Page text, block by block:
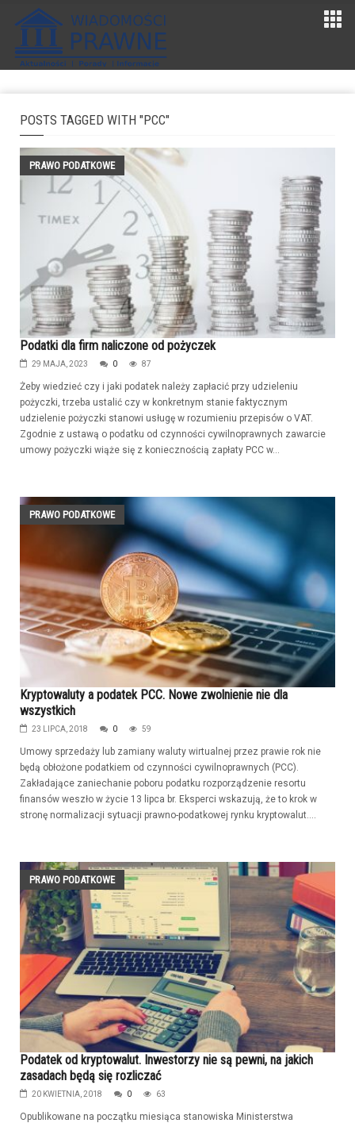
POSTS TAGGED WITH "PCC"
PRAWO PODATKOWE
Podatki dla firm naliczone od pożyczek
29 MAJA, 2023 0 87
Żeby wiedzieć czy i jaki podatek należy zapłacić przy udzieleniu
pożyczki, trzeba ustalić czy w konkretnym stanie faktycznym
udzielenie pożyczki stanowi usługę w rozumieniu przepisów o VAT.
Zgodnie z ustawą o podatku od czynności cywilnoprawnych zawarcie
umowy pożyczki wiąże się z koniecznością zapłaty PCC w...
PRAWO PODATKOWE
Kryptowaluty a podatek PCC. Nowe zwolnienie nie dla
wszystkich
23 LIPCA, 2018 0 59
Umowy sprzedaży lub zamiany waluty wirtualnej przez prawie rok nie
będą obłożone podatkiem od czynności cywilnoprawnych (PCC).
Zakładające zaniechanie poboru podatku rozporządzenie resortu
finansów weszło w życie 13 lipca br. Eksperci wskazują, że to krok w
stronę normalizacji sytuacji prawno-podatkowej rynku kryptowalut....
PRAWO PODATKOWE
Podatek od kryptowalut. Inwestorzy nie są pewni, na jakich
zasadach będą się rozliczać
20 KWIETNIA, 2018 0 63
Opublikowane na początku miesiąca stanowiska Ministerstwa